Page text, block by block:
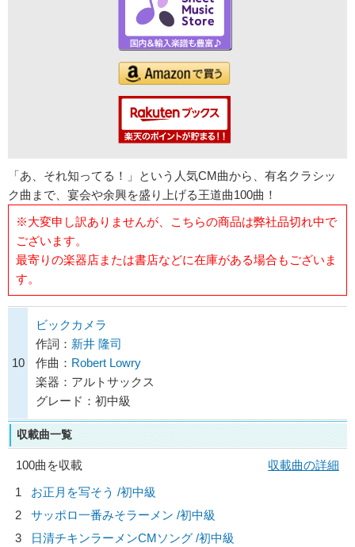
「あ、それ知ってる！」という人気CM曲から、有名クラシッ
ク曲まで、宴会や余興を盛り上げる王道曲100曲！
※大変申し訳ありませんが、こちらの商品は弊社品切れ中で
ございます。
最寄りの楽器店または書店などに在庫がある場合もございま
す。
10
ビックカメラ
作詞： 新井 隆司
作曲： Robert Lowry
楽器：アルトサックス
グレード：初中級
収載曲一覧
100曲を収載
収載曲の詳細
1
お正月を写そう /初中級
2
サッポロ一番みそラーメン /初中級
3
日清チキンラーメンCMソング /初中級